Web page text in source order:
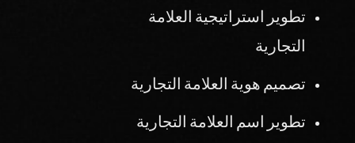
تطوير استراتيجية العلامة
التجارية
تصميم هوية العلامة التجارية
تطوير اسم العلامة التجارية